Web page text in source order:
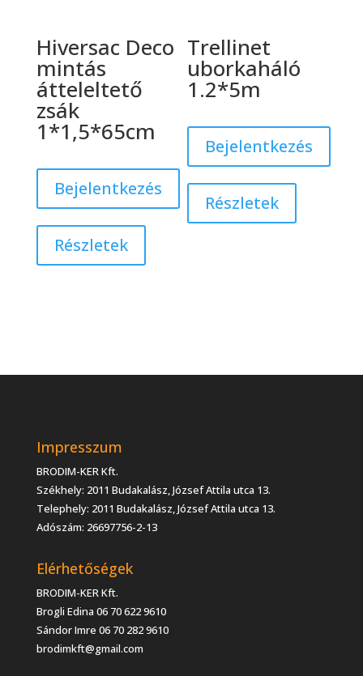
Hiversac Deco
mintás
átteleltető
zsák
1*1,5*65cm
Bejelentkezés
Részletek
Trellinet
uborkaháló
1.2*5m
Bejelentkezés
Részletek
Impresszum
BRODIM-KER Kft.
Székhely: 2011 Budakalász, József Attila utca 13.
Telephely: 2011 Budakalász, József Attila utca 13.
Adószám: 26697756-2-13
Elérhetőségek
BRODIM-KER Kft.
Brogli Edina 06 70 622 9610
Sándor Imre 06 70 282 9610
brodimkft@gmail.com